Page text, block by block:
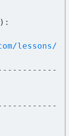
):
lessons/